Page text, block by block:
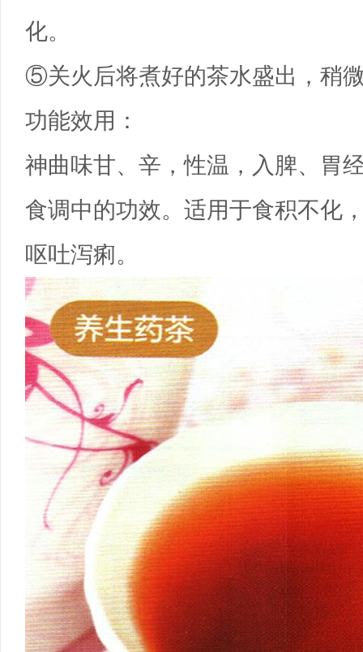
化。
⑤关火后将煮好的茶水盛出，稍
功能效用：
神曲味甘、辛，性温，入脾、胃
食调中的功效。适用于食积不化
呕吐泻痢。